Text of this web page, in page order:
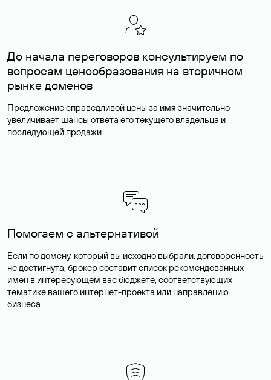
До начала переговоров консультируем по
вопросам ценообразования на вторичном
рынке доменов
Предложение справедливой цены за имя значительно
увеличивает шансы ответа его текущего владельца и
последующей продажи.
Помогаем с альтернативой
Если по домену, который вы исходно выбрали, договоренность
не достигнута, брокер составит список рекомендованных
имен в интересующем вас бюджете, соответствующих
тематике вашего интернет-проекта или направлению
бизнеса.